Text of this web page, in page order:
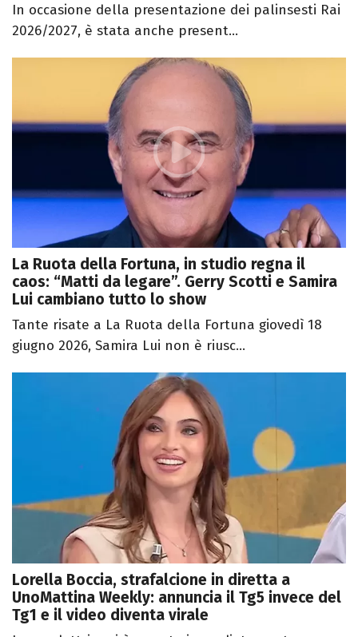
In occasione della presentazione dei palinsesti Rai
2026/2027, è stata anche present...
La Ruota della Fortuna, in studio regna il
caos: “Matti da legare”. Gerry Scotti e Samira
Lui cambiano tutto lo show
Tante risate a La Ruota della Fortuna giovedì 18
giugno 2026, Samira Lui non è riusc...
Lorella Boccia, strafalcione in diretta a
UnoMattina Weekly: annuncia il Tg5 invece del
Tg1 e il video diventa virale